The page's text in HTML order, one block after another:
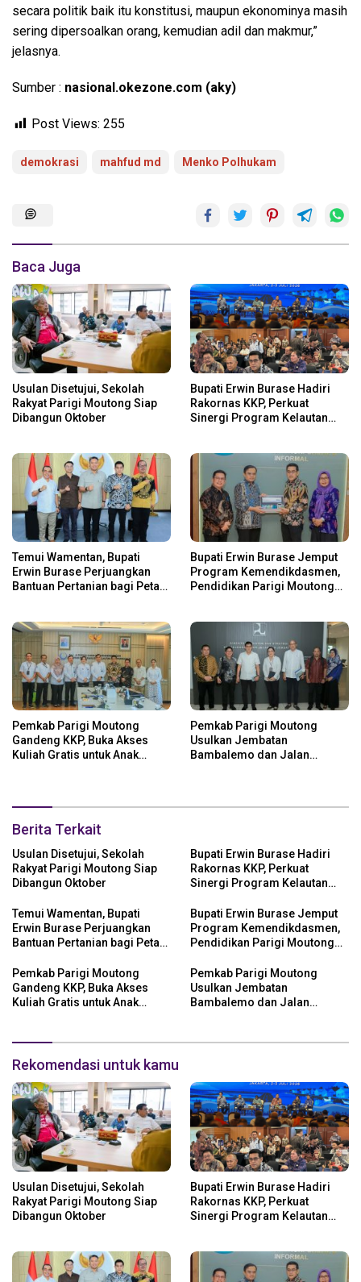
secara politik baik itu konstitusi, maupun ekonominya masih
sering dipersoalkan orang, kemudian adil dan makmur,”
jelasnya.
Sumber : nasional.okezone.com (aky)
Post Views: 255
demokrasi mahfud md Menko Polhukam
Baca Juga
Usulan Disetujui, Sekolah
Rakyat Parigi Moutong Siap
Dibangun Oktober
Bupati Erwin Burase Hadiri
Rakornas KKP, Perkuat
Sinergi Program Kelautan
Temui Wamentan, Bupati
Erwin Burase Perjuangkan
Bantuan Pertanian bagi Petani
Bupati Erwin Burase Jemput
Program Kemendikdasmen,
Pendidikan Parigi Moutong
Pemkab Parigi Moutong
Gandeng KKP, Buka Akses
Kuliah Gratis untuk Anak
Pemkab Parigi Moutong
Usulkan Jembatan
Bambalemo dan Jalan
Berita Terkait
Usulan Disetujui, Sekolah
Rakyat Parigi Moutong Siap
Dibangun Oktober
Bupati Erwin Burase Hadiri
Rakornas KKP, Perkuat
Sinergi Program Kelautan
Temui Wamentan, Bupati
Erwin Burase Perjuangkan
Bantuan Pertanian bagi Petani
Bupati Erwin Burase Jemput
Program Kemendikdasmen,
Pendidikan Parigi Moutong
Pemkab Parigi Moutong
Gandeng KKP, Buka Akses
Kuliah Gratis untuk Anak
Pemkab Parigi Moutong
Usulkan Jembatan
Bambalemo dan Jalan
Rekomendasi untuk kamu
Usulan Disetujui, Sekolah
Rakyat Parigi Moutong Siap
Dibangun Oktober
Bupati Erwin Burase Hadiri
Rakornas KKP, Perkuat
Sinergi Program Kelautan